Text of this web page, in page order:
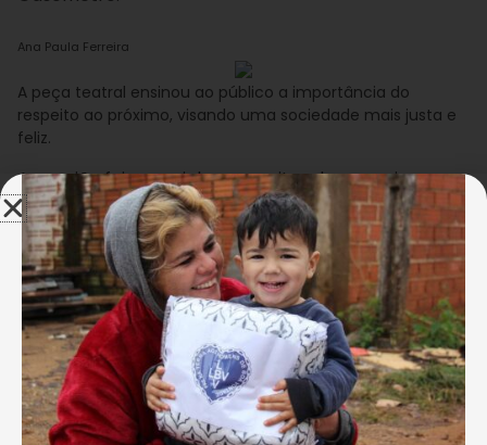
Ana Paula Ferreira
A peça teatral ensinou ao público a importância do
respeito ao próximo, visando uma sociedade mais justa e
feliz.
A ocasião foi especial para muitas dessas crianças.
Elas tiveram, pela primeira vez na vida, contato com
o teatro, sentindo as emoções em acompanhar uma
apresentação em que tudo acontece a poucos
metros de seus olhos. “Nossa! Nunca imaginei que
uma peça de teatro seria desse jeito. Fiquei
encantada com cada mágica e foi muito divertido
poder conhecer o trabalho deles”, relatou, animada,
a atendida Thayssa de Souza, de 11 anos.